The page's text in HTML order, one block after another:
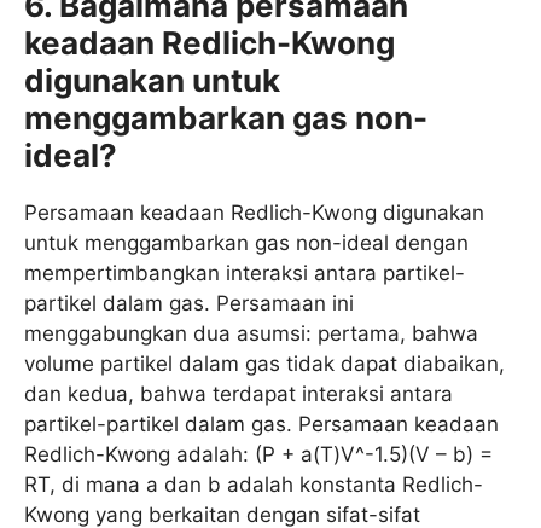
keadaan Redlich-Kwong
digunakan untuk
menggambarkan gas non-
ideal?
Persamaan keadaan Redlich-Kwong digunakan
untuk menggambarkan gas non-ideal dengan
mempertimbangkan interaksi antara partikel-
partikel dalam gas. Persamaan ini
menggabungkan dua asumsi: pertama, bahwa
volume partikel dalam gas tidak dapat diabaikan,
dan kedua, bahwa terdapat interaksi antara
partikel-partikel dalam gas. Persamaan keadaan
Redlich-Kwong adalah: (P + a(T)V^-1.5)(V – b) =
RT, di mana a dan b adalah konstanta Redlich-
Kwong yang berkaitan dengan sifat-sifat